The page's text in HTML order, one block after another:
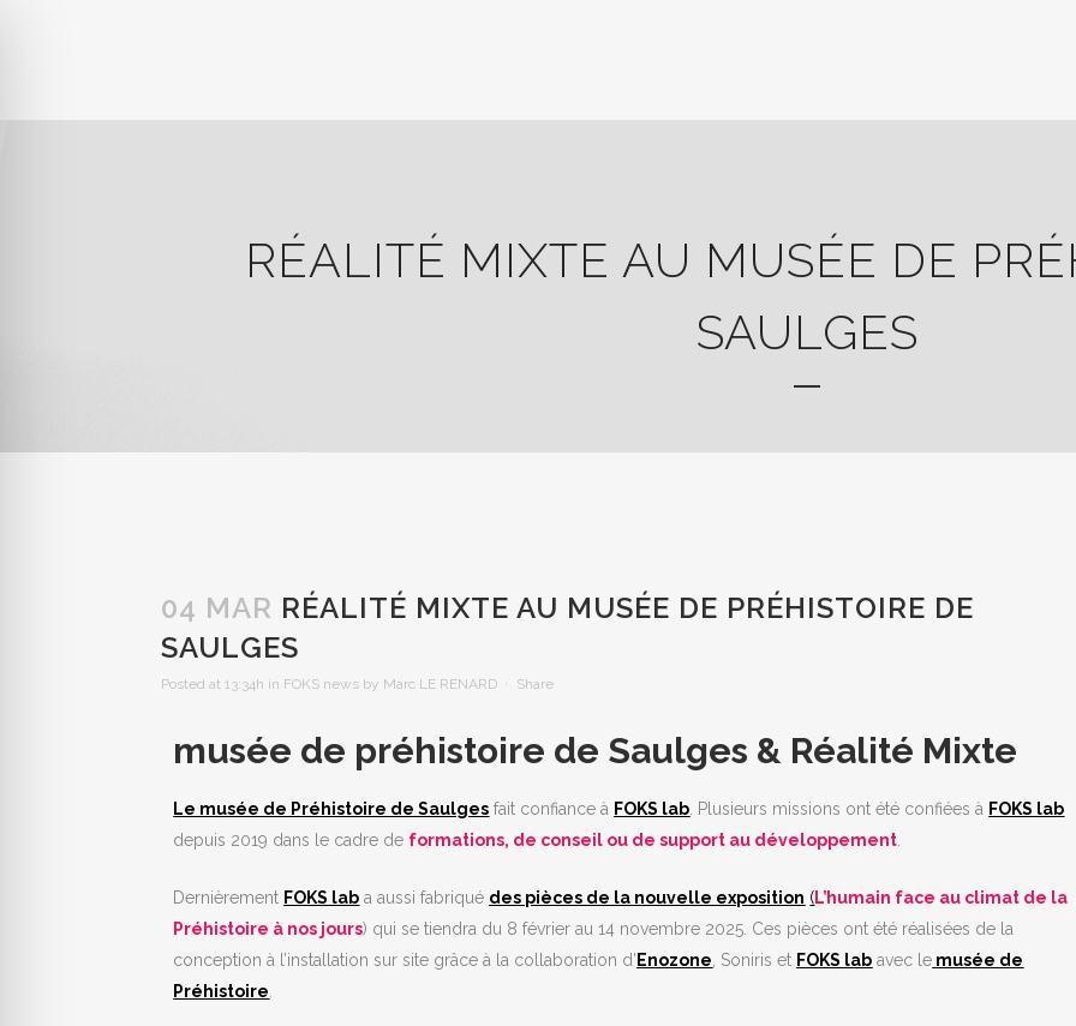
RÉALITÉ MIXTE AU MUSÉE DE
SAULGES
04 MAR RÉALITÉ MIXTE AU MUSÉE DE PRÉHISTOIRE DE
SAULGES
Posted at 13:34h in FOKS news by Marc LE RENARD Share
musée de préhistoire de Saulges & Réalité Mixte
Le musée de Préhistoire de Saulges fait confiance à FOKS lab . Plusieurs missions ont été confiées à FOKS lab
depuis 2019 dans le cadre de formations, de conseil ou de support au développement
Dernièrement FOKS lab a aussi fabriqué des pièces de la nouvelle exposition (L’humain face au climat de la
Préhistoire à nos jours) qui se tiendra du 8 février au 14 novembre 2025. Ces pièces ont été réalisées de la
conception à l’installation sur site grâce à la collaboration d’ Enozone , Soniris et FOKS lab avec le musée de
Préhistoire